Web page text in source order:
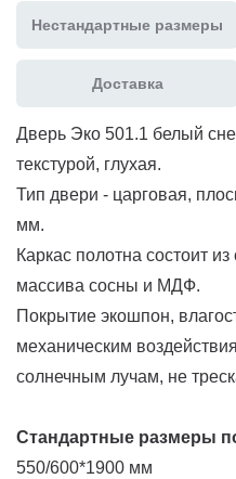
Нестандартные размеры
Доставка
Дверь Эко 501.1 белый
текстурой, глухая.
Тип двери - царговая,
мм.
Каркас полотна состоит
массива сосны и МДФ.
Покрытие экошпон,
механическим
солнечным лучам, не
Стандартные размеры
550/600*1900 мм